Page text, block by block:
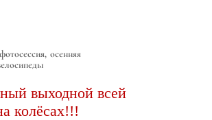
осенняя
выходной всей
колёсах!!!